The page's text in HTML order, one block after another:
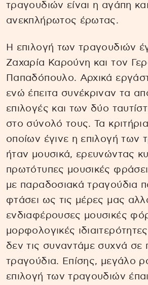
τραγουδιών είναι η αγάπη
ανεκπλήρωτος έρωτας.
Η επιλογή των τραγουδιών
Ζαχαρία Καρούνη και τον
Παπαδόπουλο. Αρχικά
ενώ έπειτα συνέκριναν τα
επιλογές και των δύο
στο σύνολό τους. Τα
οποίων έγινε η επιλογή των
ήταν μουσικά, ερευνώντας
πρωτότυπες μουσικές
με παραδοσιακά τραγούδια
φτάσει ως τις μέρες μας
ενδιαφέρουσες μουσικές
μορφολογικές
δεν τις συναντάμε συχνά σε
τραγούδια. Επίσης, μεγάλο
επιλογή των τραγουδιών